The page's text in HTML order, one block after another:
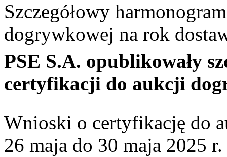
Szczegółowy
dogrywkowej na rok
PSE S.A. opublikowały
certyfikacji do aukcji
Wnioski o certyfikację do
26 maja do 30 maja 2025 r.